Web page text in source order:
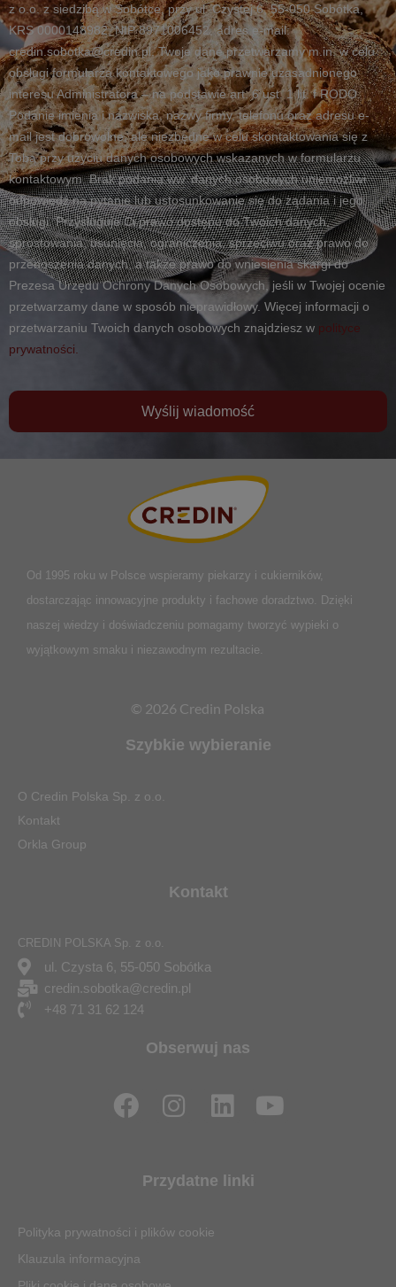
z o.o. z siedzibą w Sobótce, przy ul. Czystej 6, 55-050 Sobótka,
KRS 0000148982, NIP 8971006452, adres e-mail:
credin.sobotka@credin.pl. Twoje dane przetwarzamy m.in. w celu
obsługi formularza kontaktowego jako prawnie uzasadnionego
interesu Administratora – na podstawie art. 6 ust. 1 lit. f RODO.
Podanie imienia i nazwiska, nazwy firmy, telefonu oraz adresu e-
mail jest dobrowolne, ale niezbędne w celu skontaktowania się z
Tobą przy użyciu danych osobowych wskazanych w formularzu
kontaktowym. Brak podania ww. danych osobowych uniemożliwi
odpowiedź na pytanie lub ustosunkowanie się do żądania i jego
obsługi. Przysługuje Ci prawo dostępu do Twoich danych,
sprostowania, usunięcia, ograniczenia, sprzeciwu oraz prawo do
przenoszenia danych, a także prawo do wniesienia skargi do
Prezesa Urzędu Ochrony Danych Osobowych, jeśli w Twojej ocenie
przetwarzamy dane w sposób nieprawidłowy. Więcej informacji o
przetwarzaniu Twoich danych osobowych znajdziesz w polityce
prywatności.
Wyślij wiadomość
Od 1995 roku w Polsce wspieramy piekarzy i cukierników,
dostarczając innowacyjne produkty i fachowe doradztwo. Dzięki
naszej wiedzy i doświadczeniu pomagamy tworzyć wypieki o
wyjątkowym smaku i niezawodnym rezultacie.
© 2026 Credin Polska
Szybkie wybieranie
O Credin Polska Sp. z o.o.
Kontakt
Orkla Group
Kontakt
CREDIN POLSKA Sp. z o.o.
ul. Czysta 6, 55-050 Sobótka
credin.sobotka@credin.pl
+48 71 31 62 124
Obserwuj nas
F
a
o
o
k
I
n
t
g
L
i
k
Y
o
Przydatne linki
Polityka prywatności i plików cookie
Klauzula informacyjna